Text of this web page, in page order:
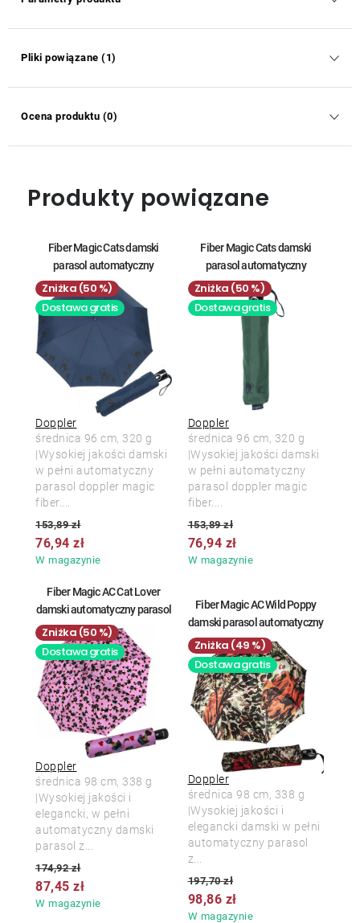
Pliki powiązane (1)
Ocena produktu (0)
Produkty powiązane
Fiber Magic Cats damski
parasol automatyczny
(50 %)
Dostawa gratis
Doppler
W magazynie
76,94 zł
153,89 zł
średnica 96 cm, 320 g
|Wysokiej jakości damski
w pełni automatyczny
parasol doppler magic
fiber....
Fiber Magic Cats damski
parasol automatyczny
(50 %)
Dostawa gratis
Doppler
W magazynie
76,94 zł
153,89 zł
średnica 96 cm, 320 g
|Wysokiej jakości damski
w pełni automatyczny
parasol doppler magic
fiber....
Fiber Magic AC Cat Lover
damski automatyczny parasol
(50 %)
Dostawa gratis
Doppler
W magazynie
87,45 zł
174,92 zł
średnica 98 cm, 338 g
|Wysokiej jakości i
elegancki, w pełni
automatyczny damski
parasol z...
Fiber Magic AC Wild Poppy
damski parasol automatyczny
(49 %)
Dostawa gratis
Doppler
W magazynie
98,86 zł
197,70 zł
średnica 98 cm, 338 g
|Wysokiej jakości i
elegancki damski w pełni
automatyczny parasol
z...